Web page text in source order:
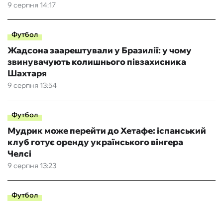
9 серпня 14:17
Футбол
9 серпня 13:54
Жадсона заарештували у Бразилії: у чому
звинувачують колишнього півзахисника
Шахтаря
Футбол
9 серпня 13:23
Мудрик може перейти до Хетафе: іспанський
клуб готує оренду українського вінгера
Челсі
Футбол